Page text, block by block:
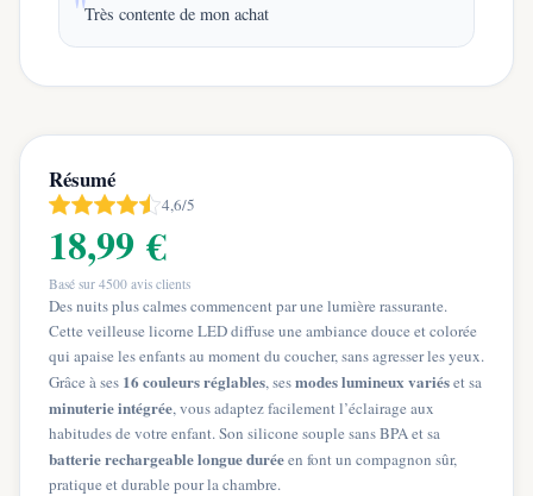
Très contente de mon achat
Résumé
4,6/5
18,99 €
Basé sur 4500 avis clients
Des nuits plus calmes commencent par une lumière rassurante.
Cette veilleuse licorne LED diffuse une ambiance douce et colorée
qui apaise les enfants au moment du coucher, sans agresser les yeux.
Grâce à ses 16 couleurs réglables, sesmodes lumineux variéset sa
minuterie intégrée, vous adaptez facilement l’éclairage aux
habitudes de votre enfant. Son silicone souple sans BPA et sa
batterie rechargeable longue duréeen font un compagnon sûr,
pratique et durable pour la chambre.